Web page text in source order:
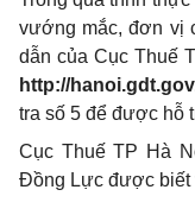
vướng mắc, đơn vị
dẫn của Cục Thuế
http://
tra số 5 để được hỗ
Cục Thuế TP Hà
Đồng Lực được